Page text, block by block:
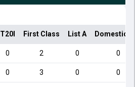
T20I First Class List A Domestic
0 2 0 0
0 3 0 0